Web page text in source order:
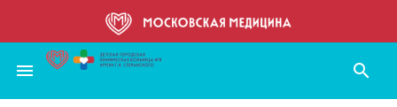
основному
содержанию
menu search